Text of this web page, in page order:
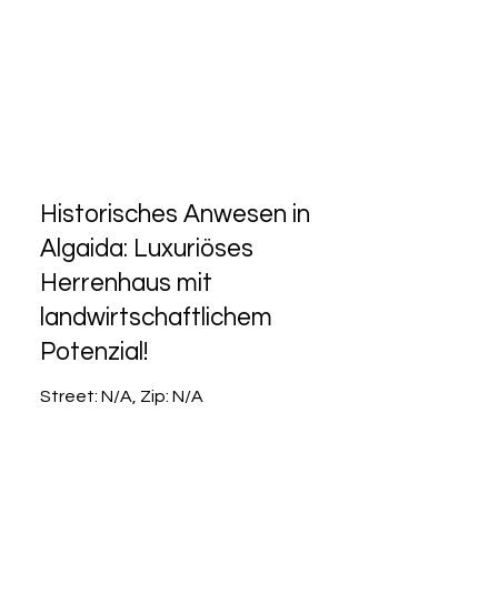
Historisches Anwesen in
Algaida: Luxuriöses
Herrenhaus mit
landwirtschaftlichem
Potenzial!
Street: N/A, Zip: N/A